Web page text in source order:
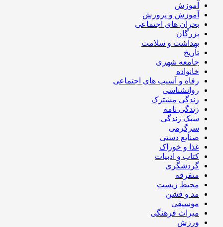
آموزش
آموزش و پرورش
بحران های اجتماعی
بزرگان
بهداشت و سلامت
تاریخ
جامعه شهری
خانواده
رفاه و آسیب های اجتماعی
روانشناسی
زندگی مشترک
زندگی نامه
سبک زندگی
سرگرمی
صنایع دستی
غذا و خوراک
کتاب و ادبیات
گردشگری
متفرقه
محیط زیست
مد و فشن
موسیقی
میراث فرهنگی
ورزش